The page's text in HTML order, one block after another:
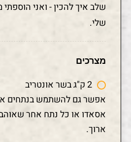
שלב איך להכין - ואני הוספתי
שלי.
מצרכים
2 ק"ג בשר אונטריב
אפשר גם להשתמש בנתחים
אסאדו או כל נתח אחר
ארוך.